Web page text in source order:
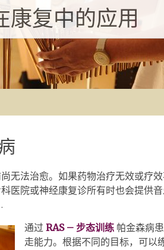
康复中的应用
无法治愈。如果药物治疗无效或疗
医院或神经康复诊所有时也会提供
通过 RAS – 步态训练 帕金森病
走能力。根据不同的目标，可以